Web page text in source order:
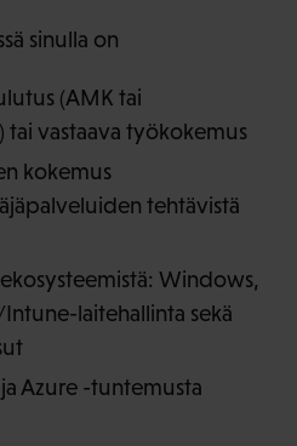
sinulla on
(AMK tai
vastaava työkokemus
kokemus
tehtävistä
Windows,
laitehallinta sekä
Azure -tuntemusta